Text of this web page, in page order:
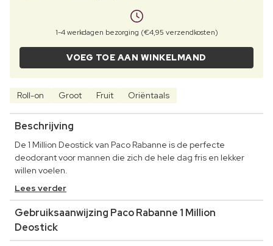
1-4 werkdagen bezorging (€4,95 verzendkosten)
VOEG TOE AAN WINKELMAND
Roll-on Groot Fruit Oriëntaals
Beschrijving
De 1 Million Deostick van Paco Rabanne is de perfecte
deodorant voor mannen die zich de hele dag fris en lekker
willen voelen.
Lees verder
Gebruiksaanwijzing Paco Rabanne 1 Million
Deostick